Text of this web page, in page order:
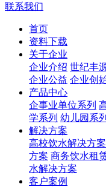
联系我们
首页
资料下载
关于企业
企业介绍 世纪丰
企业公益 企业创
产品中心
企事业单位系列
学系列 幼儿园系列
解决方案
高校饮水解决方案
方案 商务饮水租
水解决方案
客户案例